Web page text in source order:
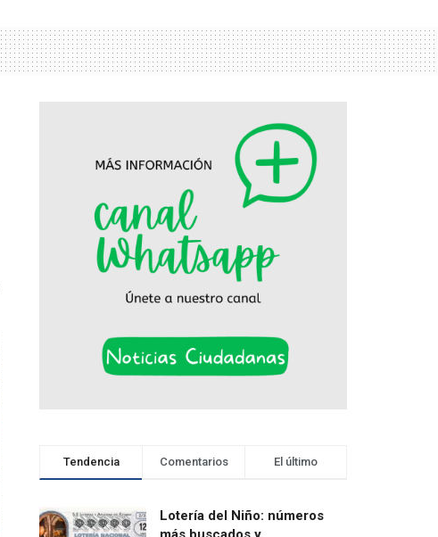
Tendencia Comentarios El último
Lotería del Niño: números